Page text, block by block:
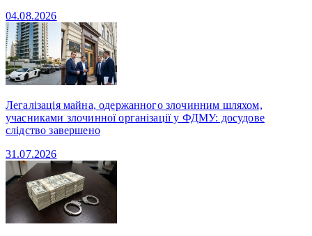
04.08.2026
Легалізація майна, одержанного злочинним шляхом,
учасниками злочинної організації у ФДМУ: досудове
слідство завершено
31.07.2026